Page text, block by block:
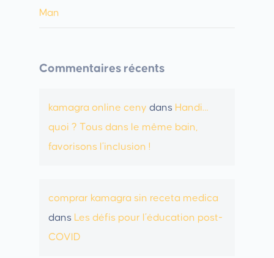
Man
Commentaires récents
kamagra online ceny dans Handi…
quoi ? Tous dans le même bain,
favorisons l’inclusion !
comprar kamagra sin receta medica
dans Les défis pour l’éducation post-
COVID